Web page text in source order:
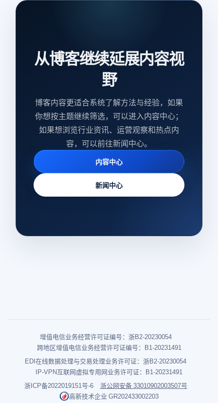
从博客继续延展内容视
野
博客内容更适合系统了解方法与经验，如果
你想按主题继续筛选，可以进入内容中心；
如果想浏览行业资讯、运营观察和热点内
容，可以前往新闻中心。
内容中心
新闻中心
增值电信业务经营许可证编号：浙B2-20230054
跨地区增值电信业务经营许可证编号：B1-20231491
EDI在线数据处理与交易处理业务许可证：浙B2-20230054
IP-VPN互联网虚拟专用网业务许可证：B1-20231491
浙ICP备2022019151号-6
浙公网安备 33010902003507号
高新技术企业 GR202433002203